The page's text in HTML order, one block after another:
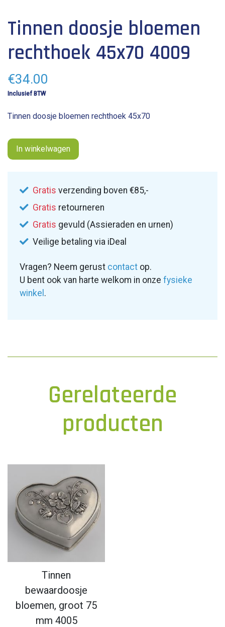
breedte: 4.5 cm
Tinnen doosje bloemen
rechthoek 45x70 4009
€34.00
Inclusief BTW
Tinnen doosje bloemen rechthoek 45x70
In winkelwagen
Gratis verzending boven €85,-
Gratis retourneren
Gratis gevuld (Assieraden en urnen)
Veilige betaling via iDeal
Vragen? Neem gerust contact op.
U bent ook van harte welkom in onze fysieke
winkel .
Gerelateerde
producten
Tinnen
bewaardoosje
bloemen, groot 75
mm 4005